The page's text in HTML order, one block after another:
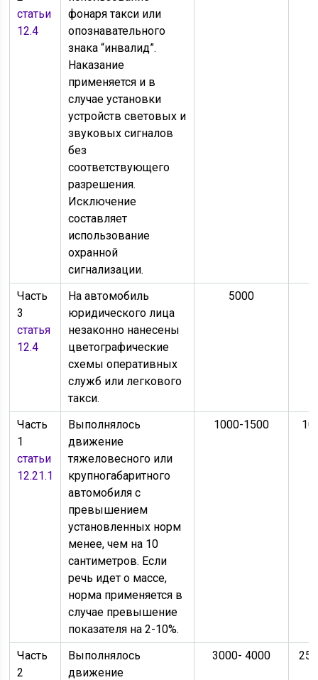
статьи
12.4
фонаря такси или
опознавательного
знака “инвалид”.
Наказание
применяется и в
случае установки
устройств световых и
звуковых сигналов
без
соответствующего
разрешения.
Исключение
составляет
использование
охранной
сигнализации.
Часть
3
статья
12.4
На автомобиль
юридического лица
незаконно нанесены
цветографические
схемы оперативных
служб или легкового
такси.
5000
Часть
1
статьи
12.21.1
Выполнялось
движение
тяжеловесного или
крупногабаритного
автомобиля с
превышением
установленных норм
менее, чем на 10
сантиметров. Если
речь идет о массе,
норма применяется в
случае превышение
показателя на 2-10%.
1000-1500
Часть
2
Выполнялось
движение
3000- 4000